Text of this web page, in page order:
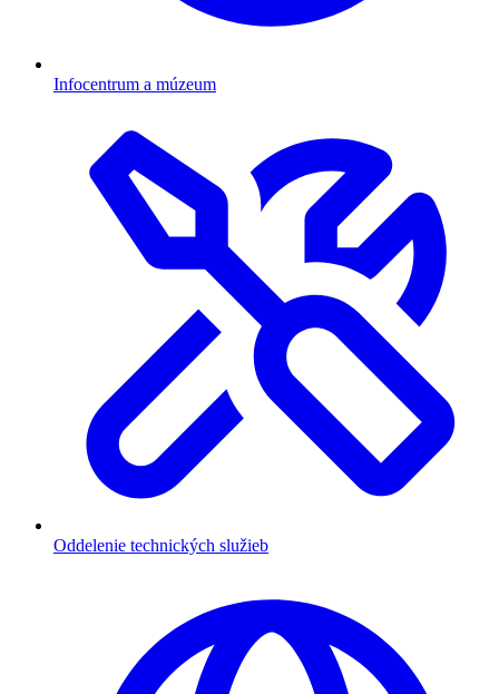
Infocentrum a múzeum
Oddelenie technických služieb